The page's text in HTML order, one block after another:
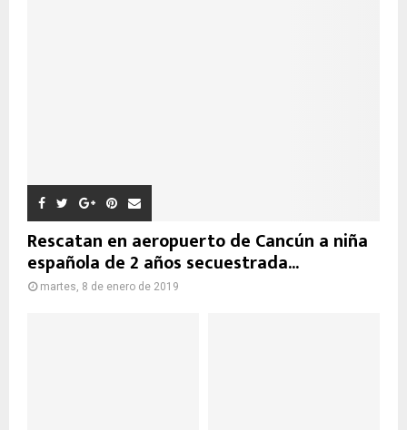
Rescatan en aeropuerto de Cancún a niña
española de 2 años secuestrada...
martes, 8 de enero de 2019